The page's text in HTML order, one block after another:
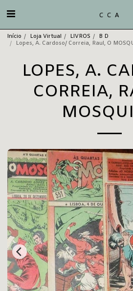
C C A
Início Loja Virtual LIVROS
B D
Lopes, A. Cardoso/ Correia, Raul, O
LOPES, A.
CORREIA,